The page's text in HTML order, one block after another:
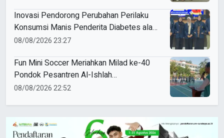
Inovasi Pendorong Perubahan Perilaku
Konsumsi Manis Penderita Diabetes ala
Mahasiswa Unesa
08/08/2026 23:27
Fun Mini Soccer Meriahkan Milad ke-40
Pondok Pesantren Al-Ishlah
Sendangagung
08/08/2026 22:52